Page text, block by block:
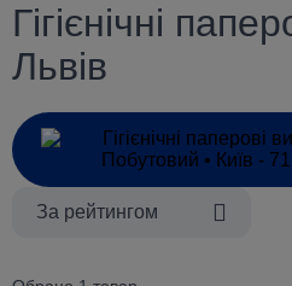
Гігієнічні
Львів
За рейтингом